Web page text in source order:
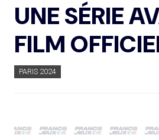
UNE SÉRIE
FILM
PARIS 2024